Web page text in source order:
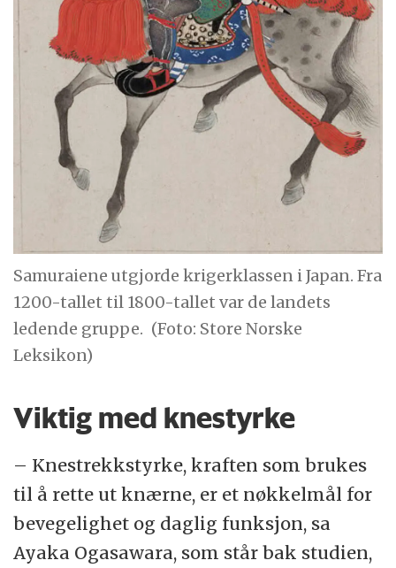
Samuraiene utgjorde krigerklassen i Japan. Fra
1200-tallet til 1800-tallet var de landets
ledende gruppe. (Foto: Store Norske
Leksikon)
Viktig med knestyrke
– Knestrekkstyrke, kraften som brukes
til å rette ut knærne, er et nøkkelmål for
bevegelighet og daglig funksjon, sa
Ayaka Ogasawara, som står bak studien,